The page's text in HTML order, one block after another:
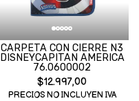
CARPETA CON CIERRE N3
DISNEYCAPITAN AMERICA
76.0600002
$12.997,00
PRECIOS NO INCLUYEN IVA